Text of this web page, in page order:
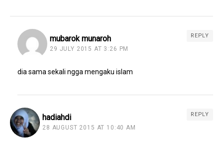
mubarok munaroh
29 JULY 2015 AT 3:26 PM
REPLY
dia sama sekali ngga mengaku islam
hadiahdi
28 AUGUST 2015 AT 10:40 AM
REPLY